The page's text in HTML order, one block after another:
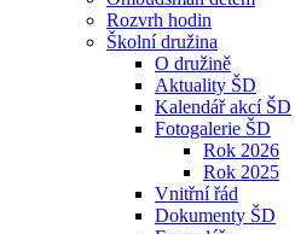
Rozvrh hodin
Školní družina
O družině
Aktuality ŠD
Kalendář akcí ŠD
Fotogalerie ŠD
Rok 2026
Rok 2025
Vnitřní řád
Dokumenty ŠD